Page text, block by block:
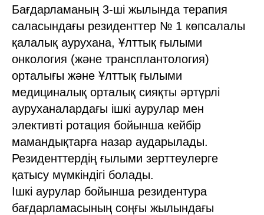
Бағдарламаның 3-ші жылында терапия
саласындағы резиденттер № 1 көпсалалы
қалалық аурухана, Ұлттық ғылыми
онкология (және трансплантология)
орталығы және Ұлттық ғылыми
медициналық орталық сияқты әртүрлі
ауруханалардағы ішкі аурулар мен
элективті ротация бойынша кейбір
мамандықтарға назар аударылады.
Резиденттердің ғылыми зерттеулерге
қатысу мүмкіндігі болады.
Ішкі аурулар бойынша резидентура
бағдарламасының соңғы жылындағы